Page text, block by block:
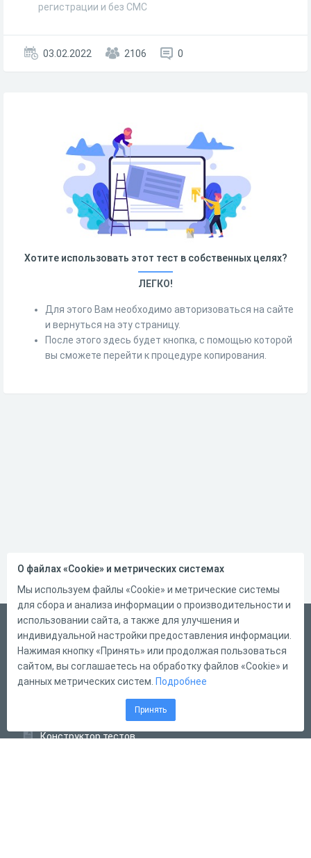
регистрации и без СМС
03.02.2022 2106 0
Хотите использовать этот тест в собственных целях?
ЛЕГКО!
Для этого Вам необходимо авторизоваться на сайте
и вернуться на эту страницу.
После этого здесь будет кнопка, с помощью которой
вы сможете перейти к процедуре копирования.
Русский
Справка
Форма обратной связи
Конструктор тестов
О файлах «Cookie» и метрических системах
Мы используем файлы «Cookie» и метрические системы
для сбора и анализа информации о производительности и
использовании сайта, а также для улучшения и
индивидуальной настройки предоставления информации.
Нажимая кнопку «Принять» или продолжая пользоваться
сайтом, вы соглашаетесь на обработку файлов «Cookie» и
данных метрических систем. Подробнее
Принять